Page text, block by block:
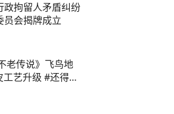
政拘留人矛盾纠纷
员会揭牌成立
老传说》飞鸟地
工艺升级 #还得是